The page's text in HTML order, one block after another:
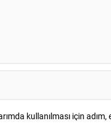
kullanılması için